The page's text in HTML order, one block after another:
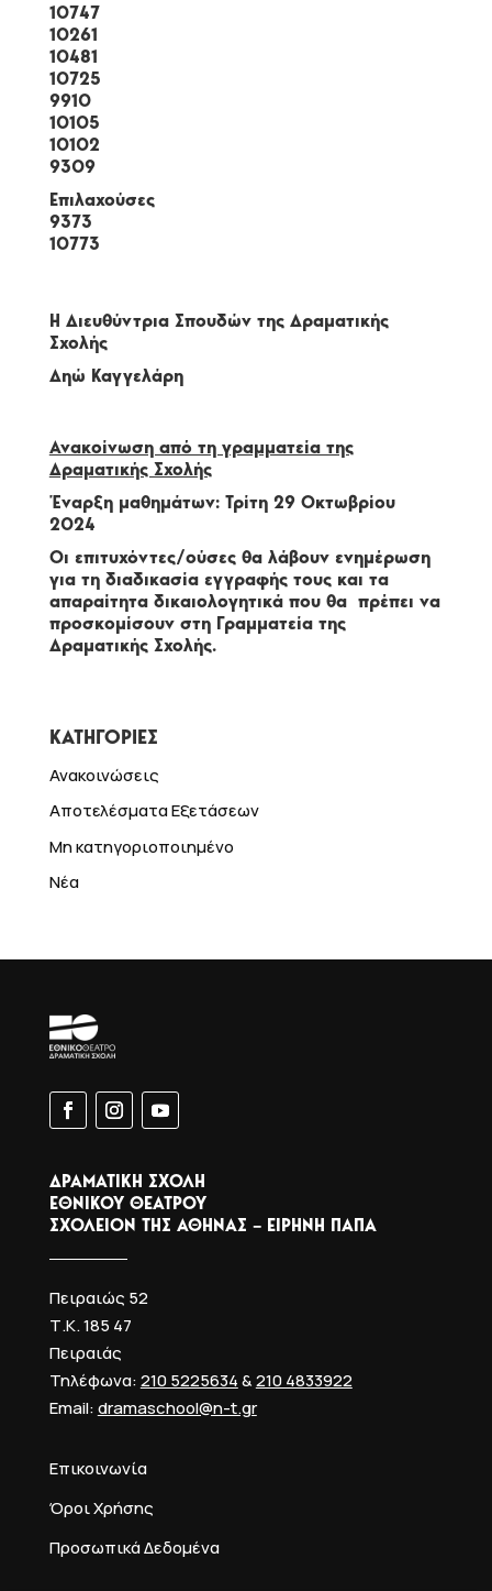
10747
10261
10481
10725
9910
10105
10102
9309
Επιλαχούσες
9373
10773
Η Διευθύντρια Σπουδών της Δραματικής
Σχολής
Δηώ Καγγελάρη
Ανακοίνωση από τη γραμματεία της
Δραματικής Σχολής
Έναρξη μαθημάτων: Τρίτη 29 Οκτωβρίου
2024
Οι επιτυχόντες/ούσες θα λάβουν ενημέρωση
για τη διαδικασία εγγραφής τους και τα
απαραίτητα δικαιολογητικά που θα πρέπει να
προσκομίσουν στη Γραμματεία της
Δραματικής Σχολής.
ΚΑΤΗΓΟΡΙΕΣ
Ανακοινώσεις
Αποτελέσματα Εξετάσεων
Μη κατηγοριοποιημένο
Νέα
ΔΡΑΜΑΤΙΚΗ ΣΧΟΛΗ
ΕΘΝΙΚΟΥ ΘΕΑΤΡΟΥ
ΣΧΟΛΕΙΟΝ ΤΗΣ ΑΘΗΝΑΣ – ΕΙΡΗΝΗ ΠΑΠΑ
Πειραιώς 52
Τ.Κ. 185 47
Πειραιάς
Τηλέφωνα:210 5225634&210 4833922
Email:dramaschool@n-t.gr
Επικοινωνία
Όροι Χρήσης
Προσωπικά Δεδομένα